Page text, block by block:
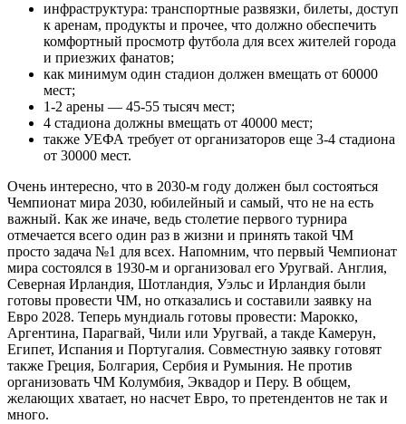
инфраструктура: транспортные развязки, билеты, доступ
к аренам, продукты и прочее, что должно обеспечить
комфортный просмотр футбола для всех жителей города
и приезжих фанатов;
как минимум один стадион должен вмещать от 60000
мест;
1-2 арены — 45-55 тысяч мест;
4 стадиона должны вмещать от 40000 мест;
также УЕФА требует от организаторов еще 3-4 стадиона
от 30000 мест.
Очень интересно, что в 2030-м году должен был состояться
Чемпионат мира 2030, юбилейный и самый, что не на есть
важный. Как же иначе, ведь столетие первого турнира
отмечается всего один раз в жизни и принять такой ЧМ
просто задача №1 для всех. Напомним, что первый Чемпионат
мира состоялся в 1930-м и организовал его Уругвай. Англия,
Северная Ирландия, Шотландия, Уэльс и Ирландия были
готовы провести ЧМ, но отказались и составили заявку на
Евро 2028. Теперь мундиаль готовы провести: Марокко,
Аргентина, Парагвай, Чили или Уругвай, а такде Камерун,
Египет, Испания и Португалия. Совместную заявку готовят
также Греция, Болгария, Сербия и Румыния. Не против
организовать ЧМ Колумбия, Эквадор и Перу. В общем,
желающих хватает, но насчет Евро, то претендентов не так и
много.